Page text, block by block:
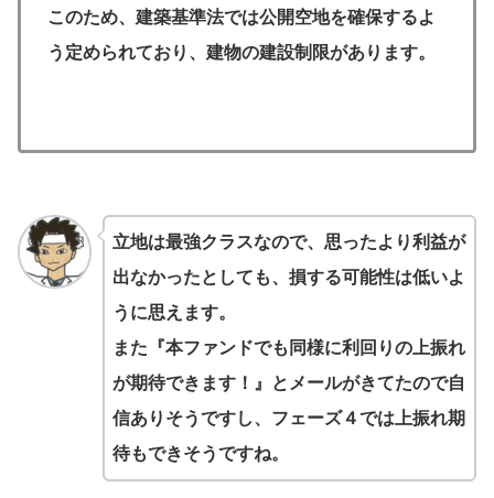
このため、建築基準法では公開空地を確保するよ
う定められており、建物の建設制限があります。
立地は最強クラスなので、思ったより利益が
出なかったとしても、損する可能性は低いよ
うに思えます。
また『本ファンドでも同様に利回りの上振れ
が期待できます！』とメールがきてたので自
信ありそうですし、フェーズ４では上振れ期
待もできそうですね。